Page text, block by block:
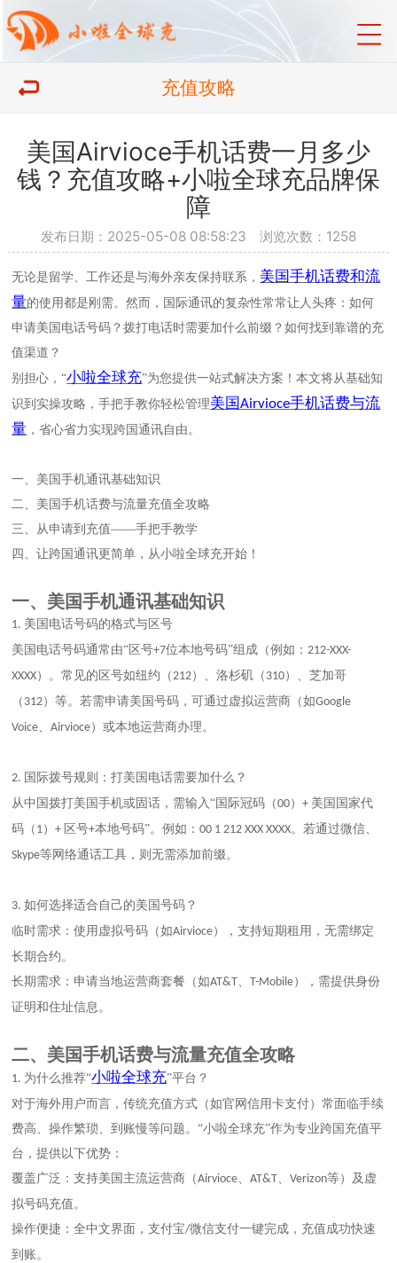
充值攻略
美国Airvioce手机话费一月多少
钱？充值攻略+小啦全球充品牌保
障
发布日期：2025-05-08 08:58:23 浏览次数：1258
无论是留学、工作还是与海外亲友保持联系， 美国手机话费和流
量的使用都是刚需。然而，国际通讯的复杂性常常让人头疼：如何
申请美国电话号码？拨打电话时需要加什么前缀？如何找到靠谱的充
值渠道？
别担心，“小啦全球充”为您提供一站式解决方案！本文将从基础知
识到实操攻略，手把手教你轻松管理美国Airvioce手机话费与流
量 ，省心省力实现跨国通讯自由。
一、 美国手机通讯基础知识
二、 美国手机话费与流量充值全攻略
三、 从申请到充值——手把手教学
四、让跨国通讯更简单，从小啦全球充开始！
一、 美国手机通讯基础知识
1. 美国电话号码的格式与区号
美国电话号码通常由“区号+7位本地号码”组成（例如：212-XXX-
XXXX）。常见的区号如纽约（212）、洛杉矶（ 310）、芝加哥
（ 312）等。若需申请美国号码，可通过虚拟运营商（如Google
Voice、Airvioce）或本地运营商办理。
2. 国际拨号规则：打美国电话需要加什么？
从中国拨打美国手机或固话，需输入“ 国际冠码（00）+ 美国国家代
码（ 1）+ 区号+本地号码”。例如：00 1 212 XXX XXXX。若通过微信、
Skype等网络通话工具，则无需添加前缀。
3.如何选择适合自己的美国号码？
临时需求：使用虚拟号码（如Airvioce），支持短期租用，无需绑定
长期合约。
长期需求：申请当地运营商套餐（如AT&T、T-Mobile），需提供身份
证明和住址信息。
二、 美国手机话费与流量充值全攻略
1. 为什么推荐“小啦全球充”平台？
对于海外用户而言，传统充值方式（如官网信用卡支付）常面临手续
费高、操作繁琐、到账慢等问题。“小啦全球充”作为专业跨国充值平
台，提供以下优势：
覆盖广泛：支持美国主流运营商（Airvioce、AT&T、Verizon等）及虚
拟号码充值。
操作便捷：全中文界面，支付宝/微信支付一键完成， 充值成功快速
到账。